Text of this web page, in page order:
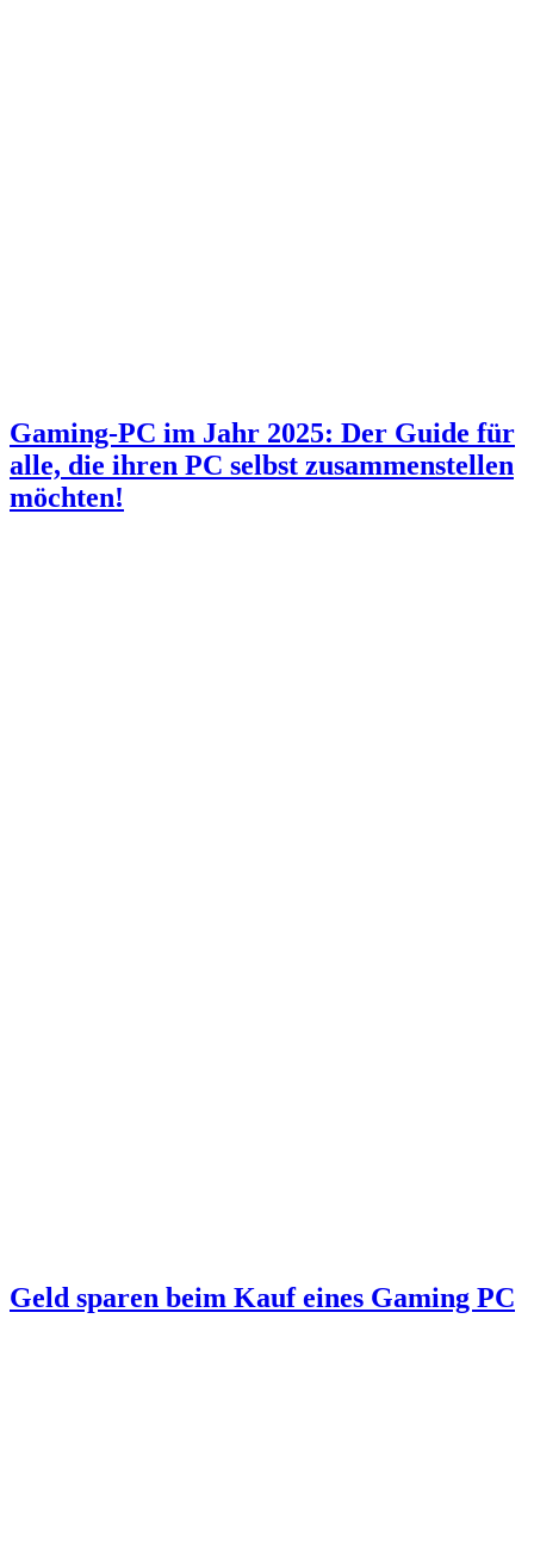
Gaming-PC im Jahr 2025: Der Guide für
alle, die ihren PC selbst zusammenstellen
möchten!
Geld sparen beim Kauf eines Gaming PC